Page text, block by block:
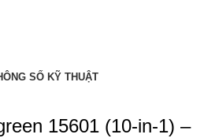
SỐ KỸ THUẬT
15601 (10-in-1) –